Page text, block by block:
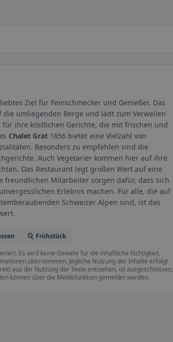
Ziel für Feinschmecker und Genießer. Das
umliegenden Berge und lädt zum Verweilen
ihre köstlichen Gerichte, die mit frischen und
Chalet Grat 1656 bietet eine Vielzahl von
Besonders zu empfehlen sind die
Auch Vegetarier kommen hier auf ihre
Das Restaurant legt großen Wert auf eine
freundlichen Mitarbeiter sorgen dafür, dass sich
Erlebnis machen. Für alle, die auf
Schweizer Alpen sind, ist das
🍳 Frühstück
Es wird keine Gewähr für die inhaltliche Richtigkeit,
übernommen. Jegliche Nutzung der Inhalte erfolgt
aus der Nutzung der Texte entstehen, ist ausgeschlossen,
können über die Meldefunktion gemeldet werden.